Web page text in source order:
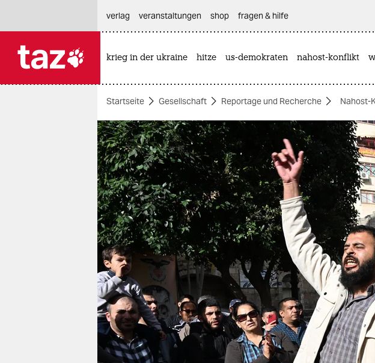
themen
politik
öko
gesellschaft
kultur
sport
berlin
nord
wahrheit
verlag
verlag
veranstaltungen shop fragen & hilfe
krieg in der ukraine hitze us-demokraten nahost-konflikt
Startseite Gesellschaft Reportage und Recherche Nahost-